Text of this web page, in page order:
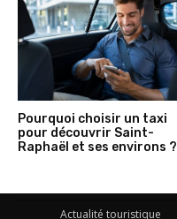
Pourquoi choisir un taxi
pour découvrir Saint-
Raphaël et ses environs ?
Actualité touristique